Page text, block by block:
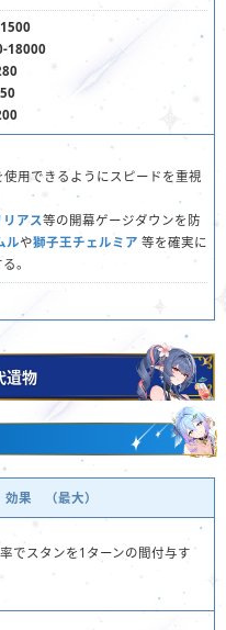
18000
用できるようにスピードを重視
アス等の開幕ゲージダウンを防
ルや獅子王チェルミア 等を確実に
。
遺物
効果 （最大）
でスタンを1ターンの間付与す